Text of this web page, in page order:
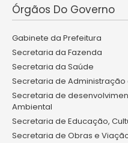
Órgãos Do Governo
Gabinete da Prefeitura
Secretaria da Fazenda
Secretaria da Saúde
Secretaria de
Secretaria de
Ambiental
Secretaria de Educação,
Secretaria de Obras e